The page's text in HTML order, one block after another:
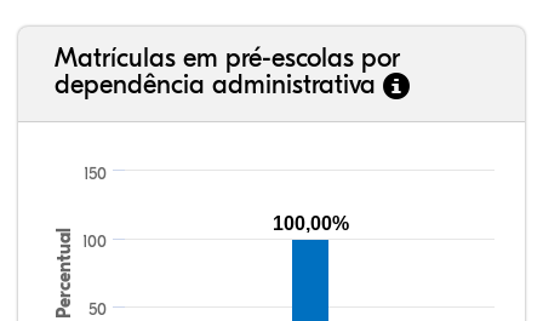
Matrículas em pré-escolas por
dependência administrativa
Percentual 50
100
150
100,00%